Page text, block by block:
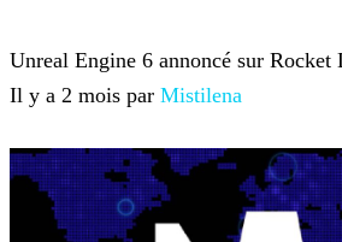
Unreal Engine 6 annoncé sur Rocket
Il y a 2 mois par Mistilena